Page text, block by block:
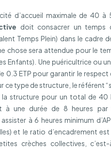
d’accueil maximale de 40 à
doit consacrer un temps
Temps Plein) dans le cadre
chose sera attendue pour le
Enfants). Une puéricultrice ou
0.3 ETP pour garantir le respect
ce type de structure, le référent
la structure pour un total de 40
à une durée de 8 heures par
à 6 heures minimum
et le ratio d’encadrement
crèches collectives,